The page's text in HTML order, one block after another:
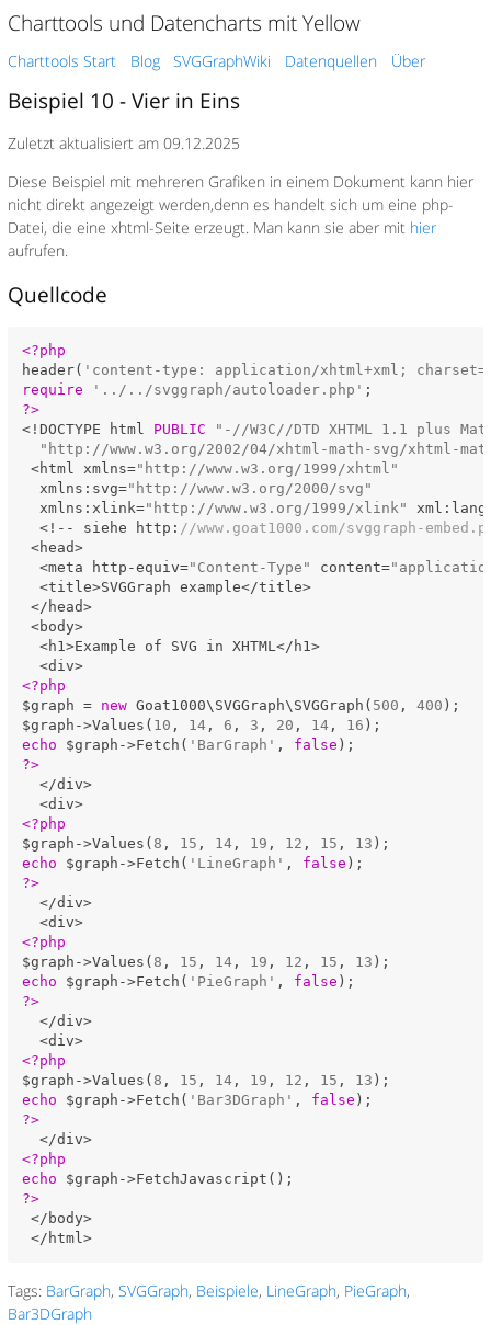
Charttools und Datencharts mit Yellow
Charttools Start Blog SVGGraphWiki Datenquellen Über
Beispiel 10 - Vier in Eins
Zuletzt aktualisiert am 09.12.2025
Diese Beispiel mit mehreren Grafiken in einem Dokument kann hier
nicht direkt angezeigt werden,denn es handelt sich um eine php-
Datei, die eine xhtml-Seite erzeugt. Man kann sie aber mit hier
aufrufen.
Quellcode
<?php
header( 'content-type: application/xhtml+xml;
require
'../../svggraph/autoloader.php'
?>
<!DOCTYPE html PUBLIC
"-//W3C//DTD XHTML 1.1 plus
"http://www.w3.org/2002/04/xhtml-math-svg/xhtml-
<html xmlns="http://www.w3.org/1999/xhtml"
  xmlns:svg=
"http://www.w3.org/2000/svg"
  xmlns:xlink=
"http://www.w3.org/1999/xlink"
  <!-- siehe http:
//www.goat1000.com/svggraph-
<head>
  <meta http-equiv=
"Content-Type" content=
  <title>SVGGraph example</title>
</head>
<body>
  <h1>Example of SVG in XHTML</h1>
<?php
$graph = new Goat1000\SVGGraph\SVGGraph( 500 , 400 );
$graph->Values( 10 , 14 , 6 , 3 , 20 , 14 , 16
echo $graph->Fetch( 'BarGraph' , false
?>
  </div>
<?php
$graph->Values( 8 , 15 , 14 , 19 , 12 , 15 , 13
echo $graph->Fetch( 'LineGraph' , false
?>
  </div>
<?php
$graph->Values( 8 , 15 , 14 , 19 , 12 , 15 , 13
echo $graph->Fetch( 'PieGraph' , false
?>
  </div>
<?php
$graph->Values( 8 , 15 , 14 , 19 , 12 , 15 , 13
echo $graph->Fetch( 'Bar3DGraph' , false
?>
<?php
echo
?>
</body>
Tags: BarGraph, SVGGraph, Beispiele, LineGraph, PieGraph,
Bar3DGraph